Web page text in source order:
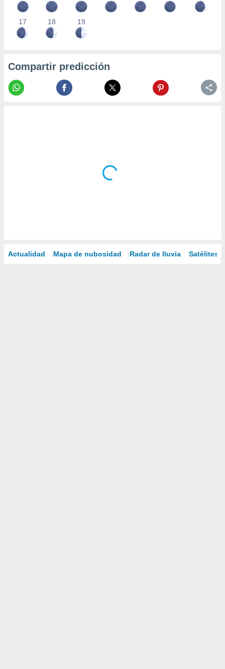
17 18 19
Compartir predicción
Actualidad Mapa de nubosidad Radar de lluvia Satélites